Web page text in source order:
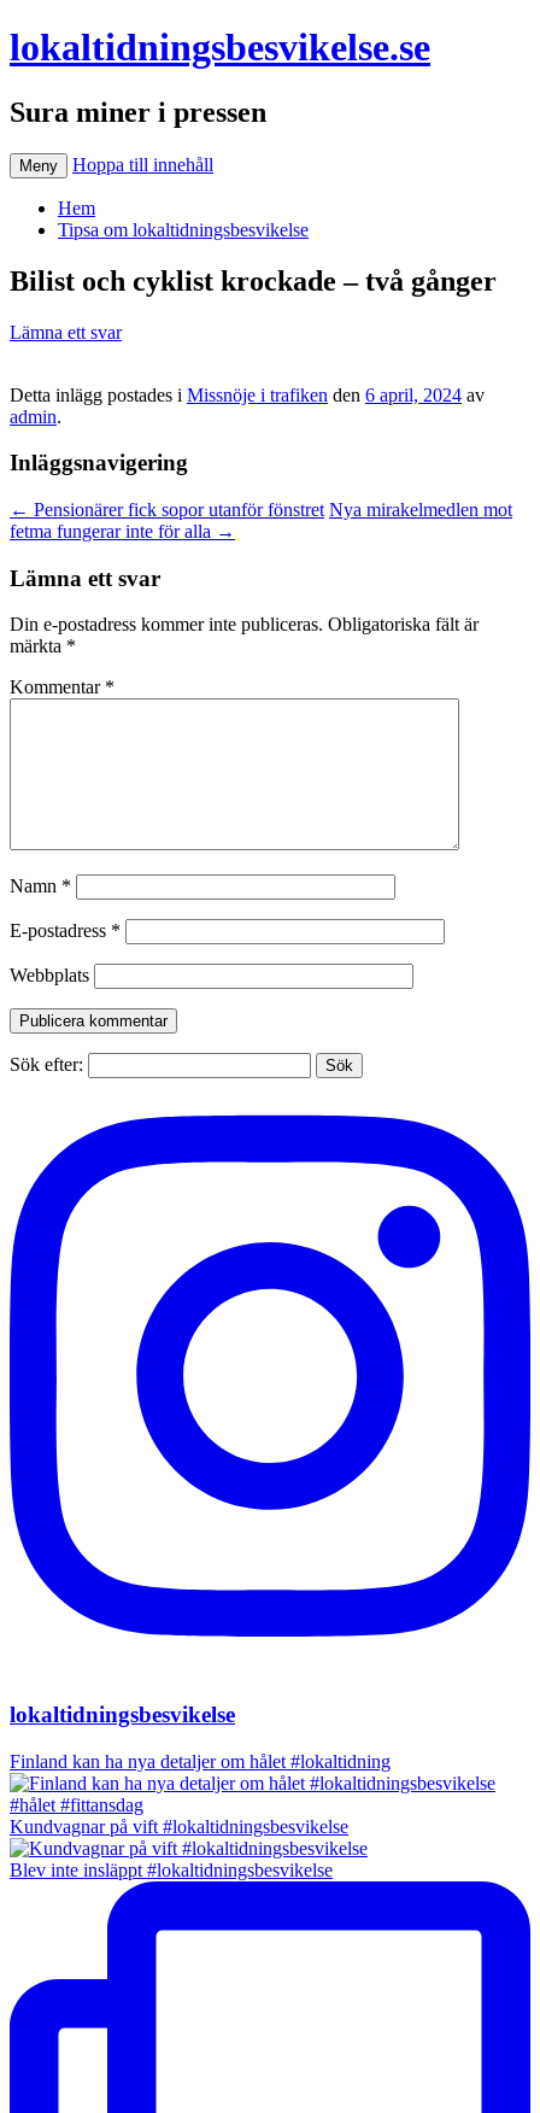
lokaltidningsbesvikelse.se
Sura miner i pressen
Meny Hoppa till innehåll
Hem
Tipsa om lokaltidningsbesvikelse
Bilist och cyklist krockade – två gånger
Lämna ett svar
Detta inlägg postades i Missnöje i trafiken den 6 april, 2024 av
admin.
Inläggsnavigering
← Pensionärer fick sopor utanför fönstret Nya mirakelmedlen mot
fetma fungerar inte för alla →
Lämna ett svar
Din e-postadress kommer inte publiceras. Obligatoriska fält är
märkta *
Kommentar *
Namn *
E-postadress *
Webbplats
Sök efter:
lokaltidningsbesvikelse
Finland kan ha nya detaljer om hålet #lokaltidning
Kundvagnar på vift #lokaltidningsbesvikelse
Blev inte insläppt #lokaltidningsbesvikelse